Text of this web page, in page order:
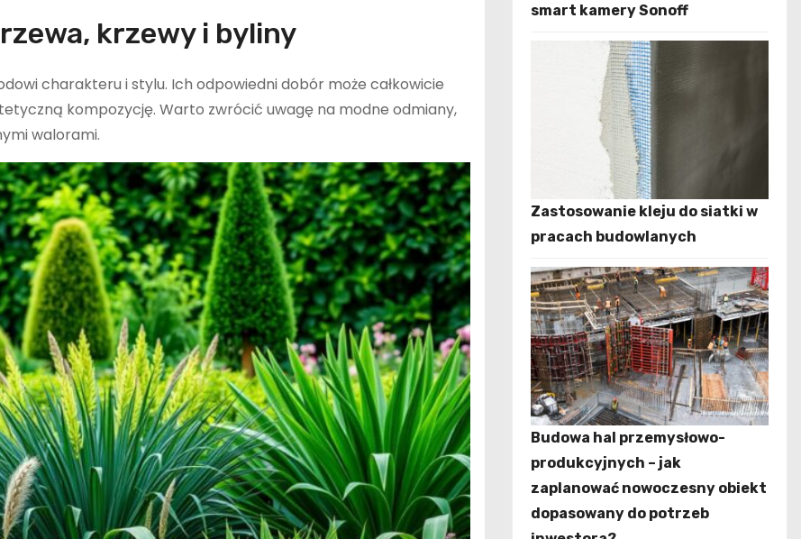
krzewy i byliny
charakteru i stylu. Ich odpowiedni dobór może całkowicie
kompozycję. Warto zwrócić uwagę na modne odmiany,
walorami.
smart kamery Sonoff
Zastosowanie kleju do siatki w
pracach budowlanych
Budowa hal przemysłowo-
produkcyjnych – jak
zaplanować nowoczesny obiekt
dopasowany do potrzeb